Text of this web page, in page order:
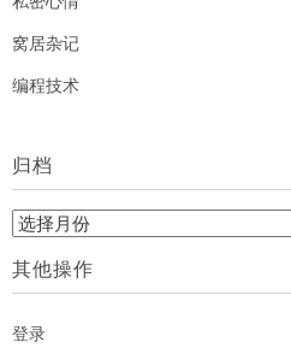
窝居杂记
编程技术
归档
归
其他操作
登录